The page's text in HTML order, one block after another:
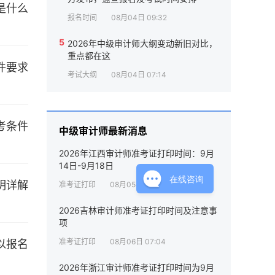
报名时间 08月04日 09:32
5 2026年中级审计师大纲变动新旧对比，
重点都在这
考试大纲 08月04日 07:14
中级审计师最新消息
2026年江西审计师准考证打印时间：9月
14日-9月18日
准考证打印 08月05日 10:41
2026吉林审计师准考证打印时间及注意事
项
准考证打印 08月06日 07:04
2026年浙江审计师准考证打印时间为9月
在线咨询